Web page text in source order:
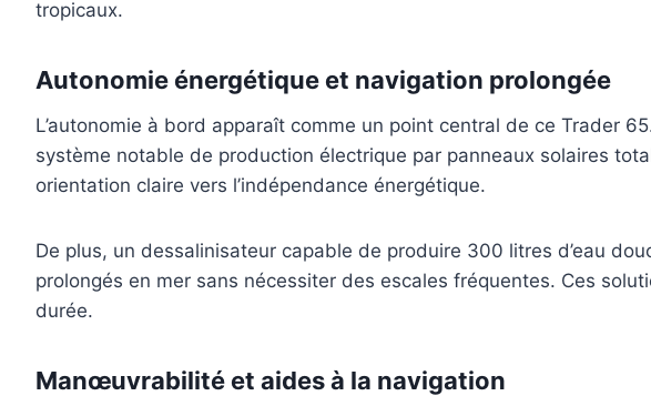
tropicaux.
Autonomie énergétique et navigation prolongée
L’autonomie à bord apparaît comme un point central de ce Trader
système notable de production électrique par panneaux solaires
orientation claire vers l’indépendance énergétique.
De plus, un dessalinisateur capable de produire 300 litres d’eau
prolongés en mer sans nécessiter des escales fréquentes. Ces
durée.
Manœuvrabilité et aides à la navigation